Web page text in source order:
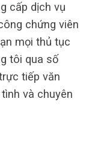
cấp dịch vụ
chứng viên
mọi thủ tục
tôi qua số
tiếp văn
và chuyên